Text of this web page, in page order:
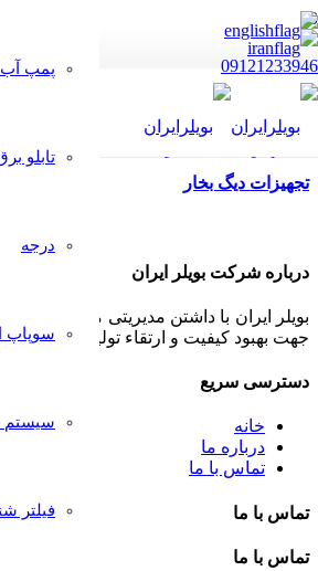
09121233946 پمپ آب
تابلو
درجه
سوپاپ
سیستم
فیلتر
تجهیزات دیگ بخار
درباره شرکت بویلر ایران
بویلر ایران با داشتن مدیریتی مجرب و
جهت بهبود کیفیت و ارتقاء تولیدات خود
دسترسی سریع
خانه
درباره ما
تماس با ما
تماس با ما
تماس با ما